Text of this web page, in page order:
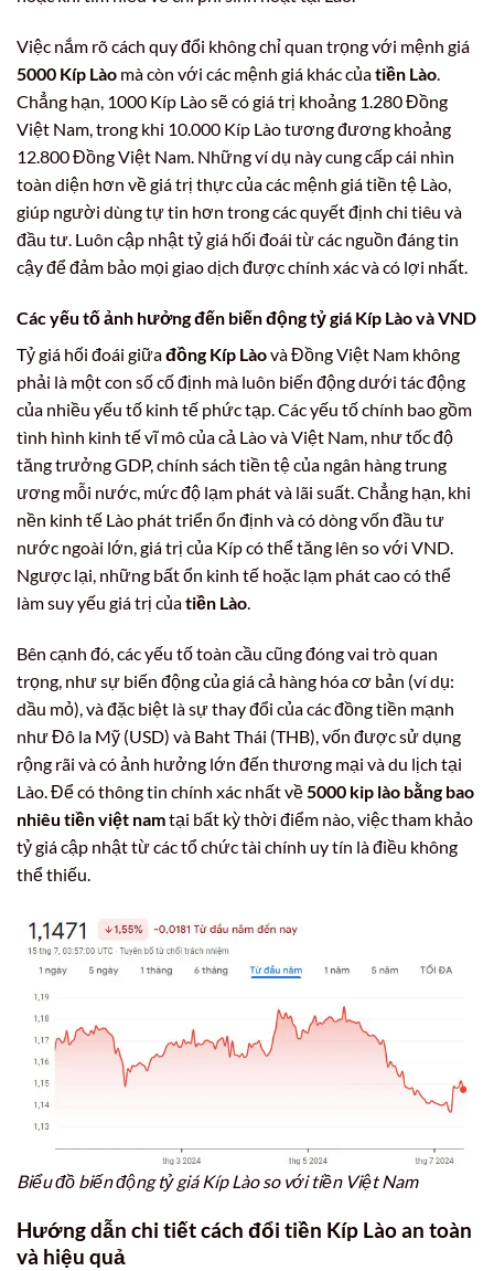
Việc nắm rõ cách quy đổi không chỉ quan trọng với mệnh giá
5000 Kíp Lào mà còn với các mệnh giá khác củatiền Lào.
Chẳng hạn, 1000 Kíp Lào sẽ có giá trị khoảng 1.280 Đồng
Việt Nam, trong khi 10.000 Kíp Lào tương đương khoảng
12.800 Đồng Việt Nam. Những ví dụ này cung cấp cái nhìn
toàn diện hơn về giá trị thực của các mệnh giá tiền tệ Lào,
giúp người dùng tự tin hơn trong các quyết định chi tiêu và
đầu tư. Luôn cập nhật tỷ giá hối đoái từ các nguồn đáng tin
cậy để đảm bảo mọi giao dịch được chính xác và có lợi nhất.
Các yếu tố ảnh hưởng đến biến động tỷ giá Kíp Lào và VND
Tỷ giá hối đoái giữađồng Kíp Làovà Đồng Việt Nam không
phải là một con số cố định mà luôn biến động dưới tác động
của nhiều yếu tố kinh tế phức tạp. Các yếu tố chính bao gồm
tình hình kinh tế vĩ mô của cả Lào và Việt Nam, như tốc độ
tăng trưởng GDP, chính sách tiền tệ của ngân hàng trung
ương mỗi nước, mức độ lạm phát và lãi suất. Chẳng hạn, khi
nền kinh tế Lào phát triển ổn định và có dòng vốn đầu tư
nước ngoài lớn, giá trị của Kíp có thể tăng lên so với VND.
Ngược lại, những bất ổn kinh tế hoặc lạm phát cao có thể
làm suy yếu giá trị củatiền Lào.
Bên cạnh đó, các yếu tố toàn cầu cũng đóng vai trò quan
trọng, như sự biến động của giá cả hàng hóa cơ bản (ví dụ:
dầu mỏ), và đặc biệt là sự thay đổi của các đồng tiền mạnh
như Đô la Mỹ (USD) và Baht Thái (THB), vốn được sử dụng
rộng rãi và có ảnh hưởng lớn đến thương mại và du lịch tại
Lào. Để có thông tin chính xác nhất về 5000 kip lào bằng bao
nhiêu tiền việt namtại bất kỳ thời điểm nào, việc tham khảo
tỷ giá cập nhật từ các tổ chức tài chính uy tín là điều không
thể thiếu.
Biểu đồ biến động tỷ giá Kíp Lào so với tiền Việt Nam
Hướng dẫn chi tiết cách đổi tiền Kíp Lào an toàn
và hiệu quả